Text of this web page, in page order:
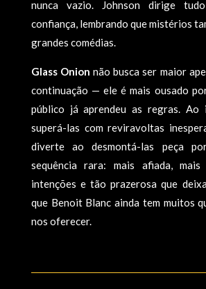
nunca vazio. Johnson dirige
confiança, lembrando que mistérios
grandes comédias.
Glass Onion não busca ser maior
continuação — ele é mais ousado
público já aprendeu as regras. Ao
superá-las com reviravoltas
diverte ao desmontá-las peça
sequência rara: mais afiada,
intenções e tão prazerosa que
que Benoit Blanc ainda tem muitos
nos oferecer.